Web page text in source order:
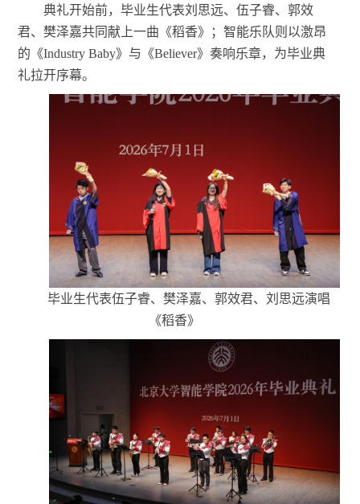
典礼开始前，毕业生代表刘思远、伍子睿、郭效
君、樊泽嘉共同献上一曲《稻香》；智能乐队则以激昂
的 《Industry Baby》 与 《Believer》奏响乐章，为毕业典
礼拉开序幕。
毕业生代表伍子睿、樊泽嘉、郭效君、刘思远演唱
《稻香》